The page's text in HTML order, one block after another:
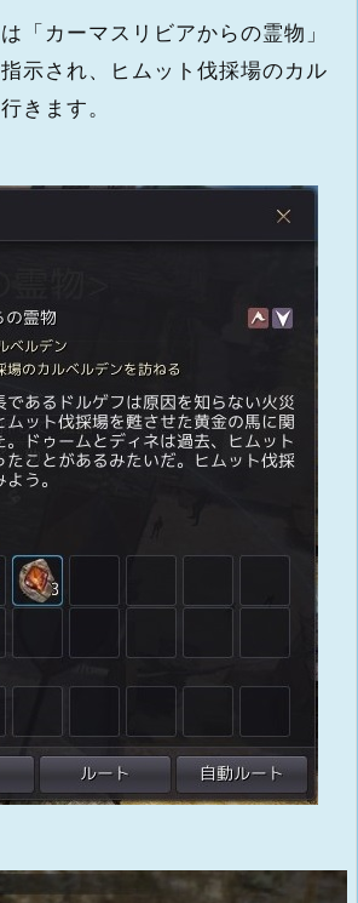
「カーマスリビアからの霊物」
示され、ヒムット伐採場のカル
きます。